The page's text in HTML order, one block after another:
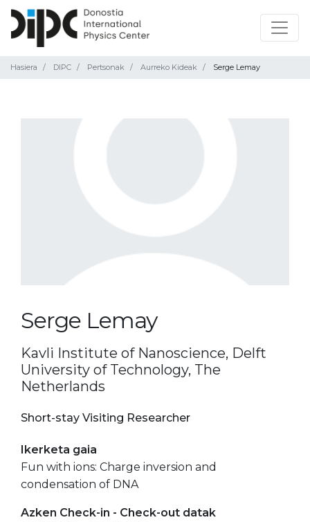
Hasiera DIPC Pertsonak Aurreko Kideak Serge Lemay
Serge Lemay
Kavli Institute of Nanoscience, Delft
University of Technology, The
Netherlands
Short-stay Visiting Researcher
Ikerketa gaia
Fun with ions: Charge inversion and
condensation of DNA
Azken Check-in - Check-out datak